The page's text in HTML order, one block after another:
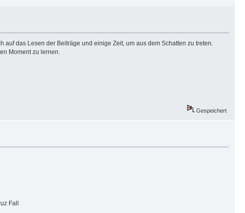
das Lesen der Beiträge und einige Zeit, um aus dem Schatten zu treten.
Moment zu lernen.
Gespeichert
Fall